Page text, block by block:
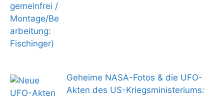
Geheime NASA-Fotos & die UFO-
Akten des US-Kriegsministeriums: